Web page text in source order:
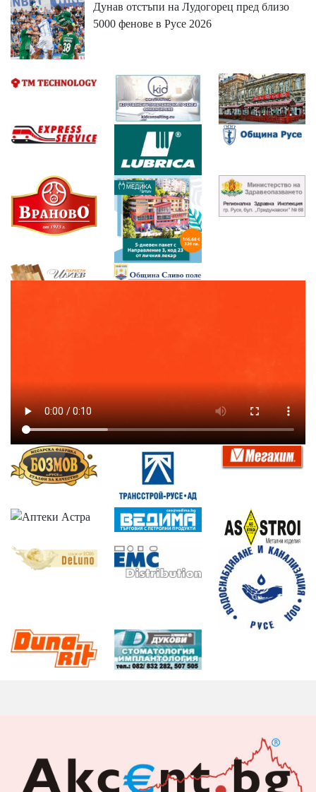
Дунав отстъпи на Лудогорец пред близо
5000 фенове в Русе 2026